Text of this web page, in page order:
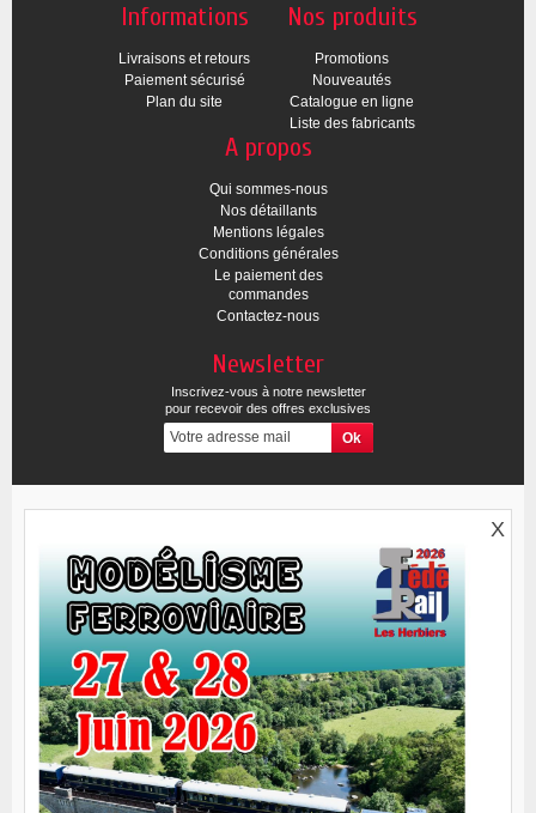
Informations
Livraisons et retours
Paiement sécurisé
Plan du site
Nos produits
Promotions
Nouveautés
Catalogue en ligne
Liste des fabricants
A propos
Qui sommes-nous
Nos détaillants
Mentions légales
Conditions générales
Le paiement des
commandes
Contactez-nous
Newsletter
Inscrivez-vous à notre newsletter
pour recevoir des offres exclusives
X